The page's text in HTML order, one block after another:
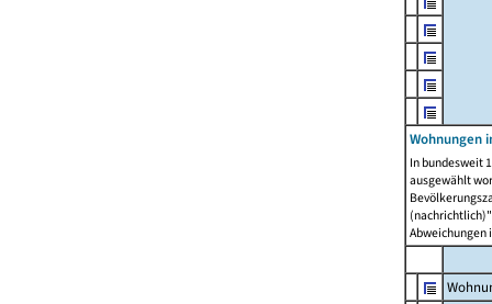
Wohnungen
In bundesweit
ausgewählt
Abweichungen